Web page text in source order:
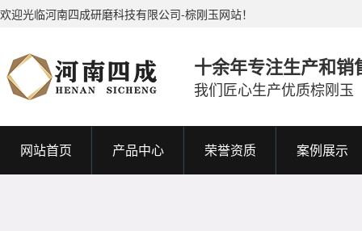
欢迎光临河南四成研磨科技有限公司-棕刚玉网站！
十余年专注生产和销
我们匠心生产优质棕刚玉
网站首页 产品中心 荣誉资质 案例展示